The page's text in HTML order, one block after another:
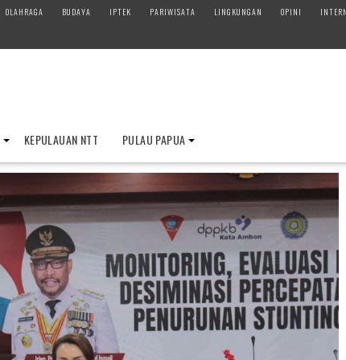
OLAHRAGA BUDAYA IPTEK PARIWISATA LINGKUNGAN OPINI
KEPULAUAN NTT PULAU PAPUA